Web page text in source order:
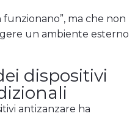
ma che non
un ambiente esterno
dispositivi
antizanzare ha